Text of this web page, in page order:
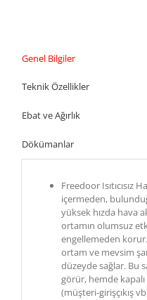
Genel Bilgiler
Teknik Özellikler
Ebat ve Ağırlık
Dökümanlar
Freedoor Isıtıcısız
içermeden,
yüksek hızda hava
ortamın olumsuz
engellemeden
ortam ve mevsim
düzeyde sağlar. Bu
görür, hemde
(müşteri-girişçıkış